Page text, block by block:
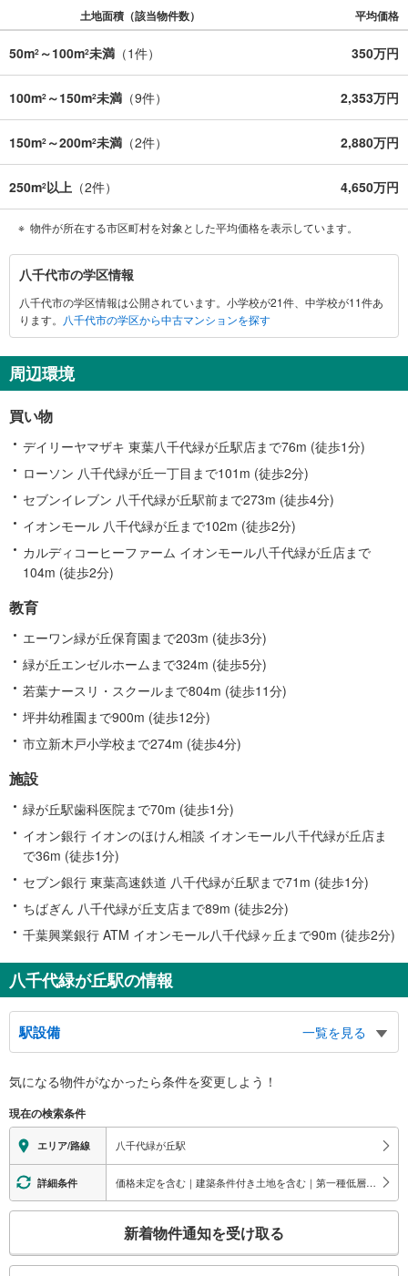
土地面積（該当物件数） 平均価格
50m2 ～100m2未満 （1件） 350万円
100m2 ～150m2未満 （9件） 2,353万円
150m2 ～200m2未満 （2件） 2,880万円
250m2以上 （2件） 4,650万円
物件が所在する市区町村を対象とした平均価格を表示しています。
八
千
代
市
関
す
情
報
八千代市の学区情報
八千代市の学区情報は公開されています。小学校が21件、中学校が11件あ
ります。
八千代市の学区から中古マンションを探す
周辺環境
買い物
デイリーヤマザキ 東葉八千代緑が丘駅店まで76m (徒歩1分)
ローソン 八千代緑が丘一丁目まで101m (徒歩2分)
セブンイレブン 八千代緑が丘駅前まで273m (徒歩4分)
イオンモール 八千代緑が丘まで102m (徒歩2分)
カルディコーヒーファーム イオンモール八千代緑が丘店まで
104m (徒歩2分)
教育
エーワン緑が丘保育園まで203m (徒歩3分)
緑が丘エンゼルホームまで324m (徒歩5分)
若葉ナースリ・スクールまで804m (徒歩11分)
坪井幼稚園まで900m (徒歩12分)
市立新木戸小学校まで274m (徒歩4分)
施設
緑が丘駅歯科医院まで70m (徒歩1分)
イオン銀行 イオンのほけん相談 イオンモール八千代緑が丘店ま
で36m (徒歩1分)
セブン銀行 東葉高速鉄道 八千代緑が丘駅まで71m (徒歩1分)
ちばぎん 八千代緑が丘支店まで89m (徒歩2分)
千葉興業銀行 ATM イオンモール八千代緑ヶ丘まで90m (徒歩2分)
八千代緑が丘駅の情報
駅設備
一覧を見る
※段差なしでの移動経路
地上⇔改札：△（車椅子対応エスカレータ）
改札⇔ホーム：○
エレベータ
・各ホーム⇔改札
エスカレータ
・改札⇔１Ｆ出口（※車椅子対応）
トイレ
気になる物件がなかったら条件を変更しよう！
現在の検索条件
エリア/路線 八千代緑が丘駅
詳細条件 価格未定を含む｜建築条件付き土地を含む｜第一種低層住居専用地域
検
新着物件通知を受け取る